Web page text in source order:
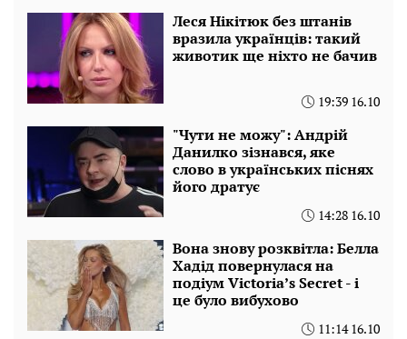
Леся Нікітюк без штанів
вразила українців: такий
животик ще ніхто не бачив
19:39 16.10
"Чути не можу": Андрій
Данилко зізнався, яке
слово в українських піснях
його дратує
14:28 16.10
Вона знову розквітла: Белла
Хадід повернулася на
подіум Victoria’s Secret - і
це було вибухово
11:14 16.10